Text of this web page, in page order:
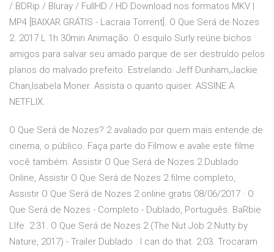
/ BDRip / Bluray / FullHD / HD Download nos formatos MKV |
MP4 [BAIXAR GRÁTIS - Lacraia Torrent]. O Que Será de Nozes
2. 2017 L 1h 30min Animação. O esquilo Surly reúne bichos
amigos para salvar seu amado parque de ser destruído pelos
planos do malvado prefeito. Estrelando: Jeff Dunham,Jackie
Chan,Isabela Moner. Assista o quanto quiser. ASSINE A
NETFLIX.
O Que Será de Nozes? 2 avaliado por quem mais entende de
cinema, o público. Faça parte do Filmow e avalie este filme
você também. Assistir O Que Será de Nozes 2 Dublado
Online, Assistir O Que Será de Nozes 2 filme completo,
Assistir O Que Será de Nozes 2 online gratis 08/06/2017 · O
Que Será de Nozes - Completo - Dublado, Português. BaRbie
LIfe. 2:31. O Que Será de Nozes 2 (The Nut Job 2 Nutty by
Nature, 2017) - Trailer Dublado . I can do that. 2:03. Trocaram